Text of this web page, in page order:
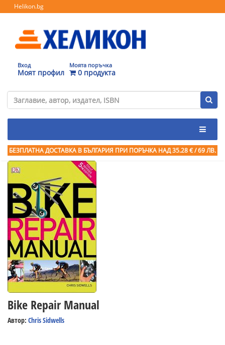
Helikon.bg
Вход
Моят профил
Моята поръчка
0 продукта
БЕЗПЛАТНА ДОСТАВКА В БЪЛГАРИЯ ПРИ ПОРЪЧКА НАД 35.28 € / 69 ЛВ.
Bike Repair Manual
Автор: Chris Sidwells